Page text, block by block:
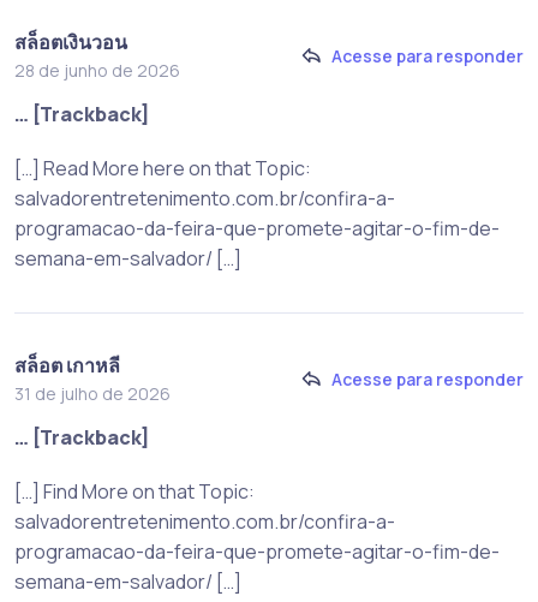
สล็อตเงินวอน
28 de junho de 2026
Acesse para responder
… [Trackback]
[…] Read More here on that Topic:
salvadorentretenimento.com.br/confira-a-
programacao-da-feira-que-promete-agitar-o-fim-de-
semana-em-salvador/ […]
สล็อต เกาหลี
31 de julho de 2026
Acesse para responder
… [Trackback]
[…] Find More on that Topic:
salvadorentretenimento.com.br/confira-a-
programacao-da-feira-que-promete-agitar-o-fim-de-
semana-em-salvador/ […]